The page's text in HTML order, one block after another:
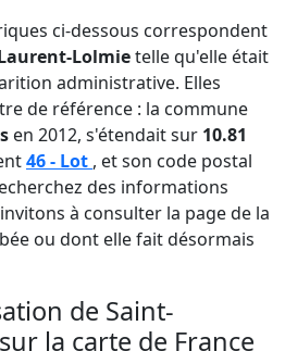
ci-dessous correspondent
Lolmietelle qu'elle était
administrative. Elles
de référence : la commune
en 2012, s'étendait sur 10.81
46 - Lot , et son code postal
des informations
à consulter la page de la
ou dont elle fait désormais
de Saint-
la carte de France